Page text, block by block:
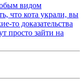
видом
что кота украли, вы
то доказательства
просто зайти на